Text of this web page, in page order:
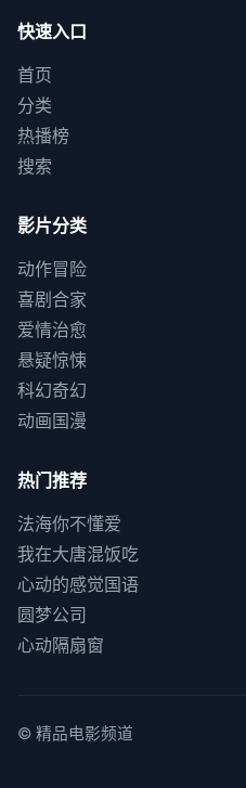
快速入口
首页
分类
热播榜
搜索
影片分类
动作冒险
喜剧合家
爱情治愈
悬疑惊悚
科幻奇幻
动画国漫
热门推荐
法海你不懂爱
我在大唐混饭吃
心动的感觉国语
圆梦公司
心动隔扇窗
© 精品电影频道